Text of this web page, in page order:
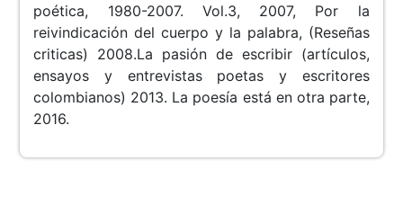
poética, 1980-2007. Vol.3, 2007, Por la
reivindicación del cuerpo y la palabra, (Reseñas
criticas) 2008.La pasión de escribir (artículos,
ensayos y entrevistas poetas y escritores
colombianos) 2013. La poesía está en otra parte,
2016.